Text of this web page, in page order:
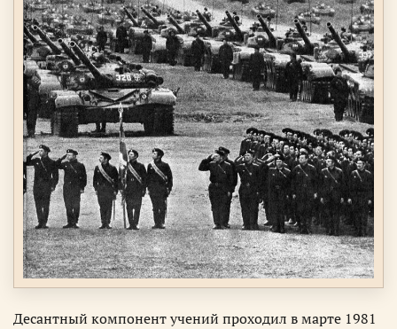
Десантный компонент учений проходил в марте 1981